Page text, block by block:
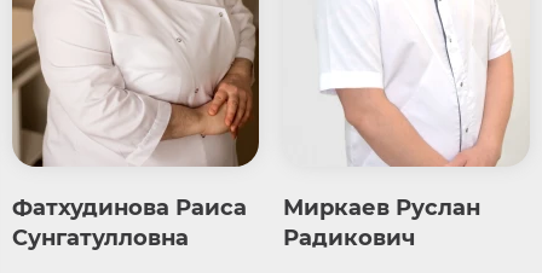
Фатхудинова Раиса
Сунгатулловна
Миркаев Руслан
Радикович